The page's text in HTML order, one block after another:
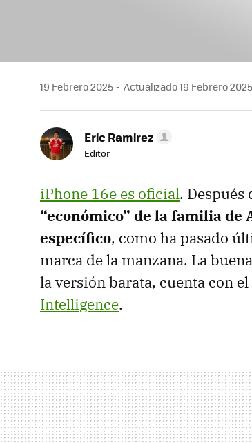
19 Febrero 2025 Actualizado 19 Febrero
Eric Ramirez
Editor
iPhone 16e es oficial. Después
“económico” de la familia
específico, como ha pasado
marca de la manzana. La
la versión barata, cuenta con el
Intelligence.